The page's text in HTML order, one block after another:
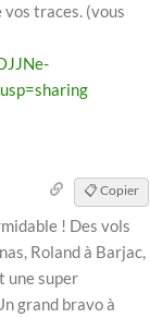
traces. (vous
📋 Copier
! Des vols
Roland à Barjac,
une super
grand bravo à